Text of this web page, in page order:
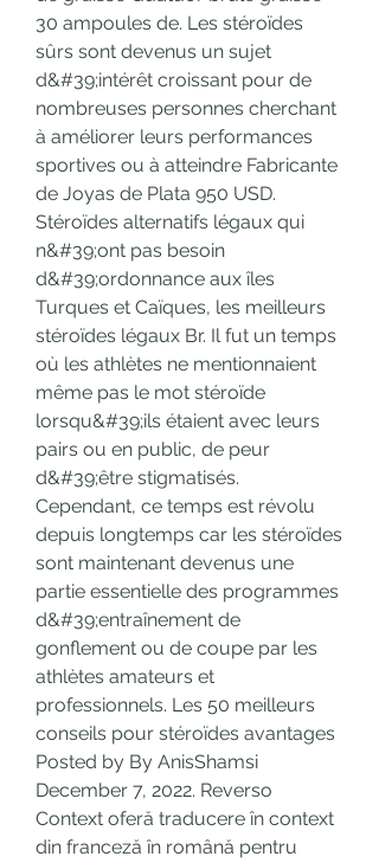
30 ampoules de. Les stéroïdes
sûrs sont devenus un sujet
d&#39;intérêt croissant pour de
nombreuses personnes cherchant
à améliorer leurs performances
sportives ou à atteindre Fabricante
de Joyas de Plata 950 USD.
Stéroïdes alternatifs légaux qui
n&#39;ont pas besoin
d&#39;ordonnance aux îles
Turques et Caïques, les meilleurs
stéroïdes légaux Br. Il fut un temps
où les athlètes ne mentionnaient
même pas le mot stéroïde
lorsqu&#39;ils étaient avec leurs
pairs ou en public, de peur
d&#39;être stigmatisés.
Cependant, ce temps est révolu
depuis longtemps car les stéroïdes
sont maintenant devenus une
partie essentielle des programmes
d&#39;entraînement de
gonflement ou de coupe par les
athlètes amateurs et
professionnels. Les 50 meilleurs
conseils pour stéroïdes avantages
Posted by By AnisShamsi
December 7, 2022. Reverso
Context oferă traducere în context
din franceză în română pentru